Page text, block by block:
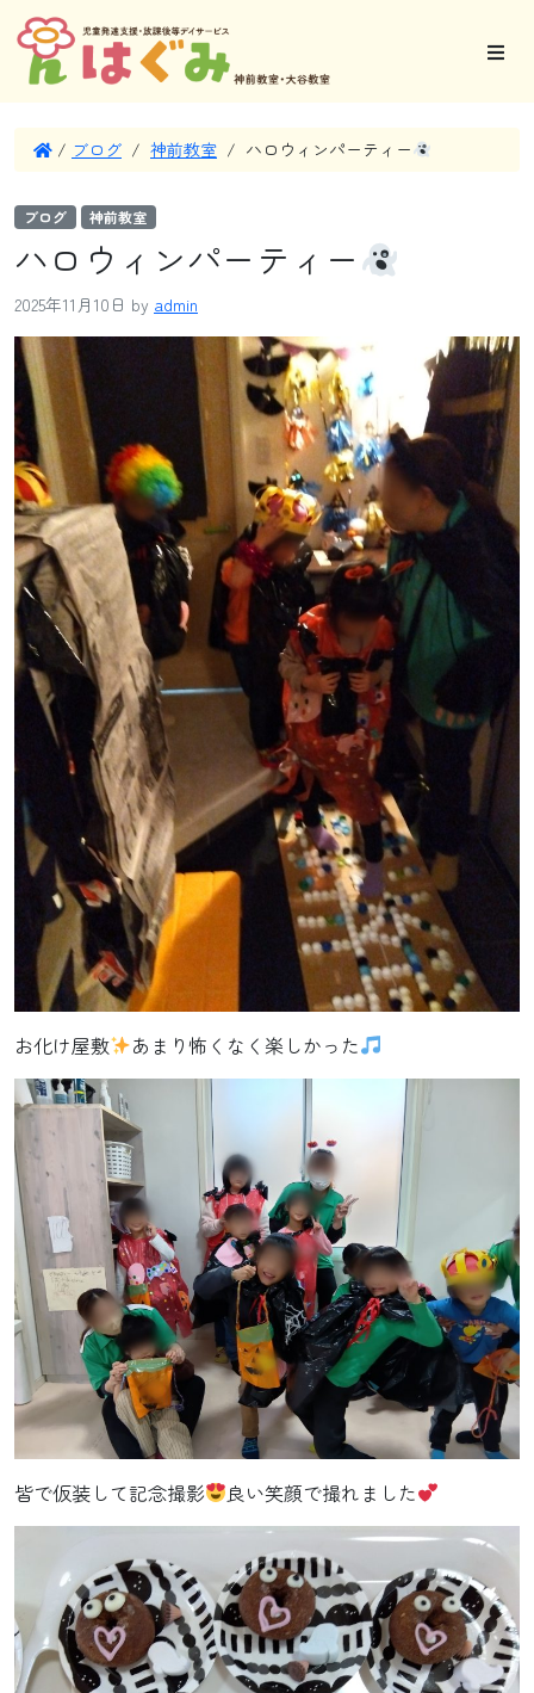
/ ブログ / 神前教室 / ハロウィンパーティー
ブログ 神前教室
ハロウィンパーティー
2025年11月10日 by admin
お化け屋敷 あまり怖くなく楽しかった
皆で仮装して記念撮影 良い笑顔で撮れました